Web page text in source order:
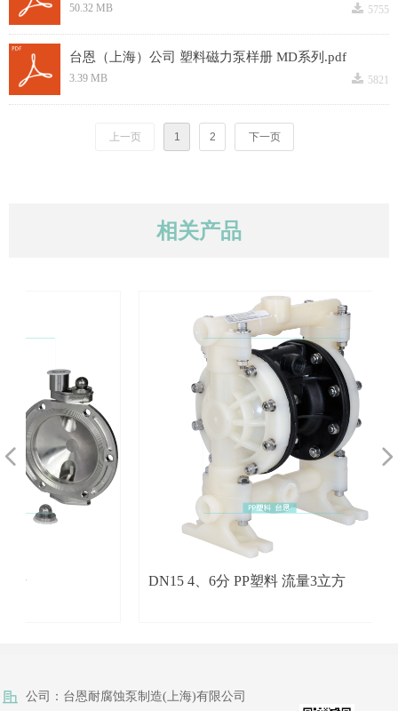
相关产品
DN15 4、6分 PP塑料 流量3立方
넳 넲
끂 5755
50.32 MB
台恩（上海）公司 塑料磁力泵样册 MD系列.pdf
끂 5821
3.39 MB
上一页 1 2 下一页
公司： 台恩耐腐蚀泵制造(上海)有限公司